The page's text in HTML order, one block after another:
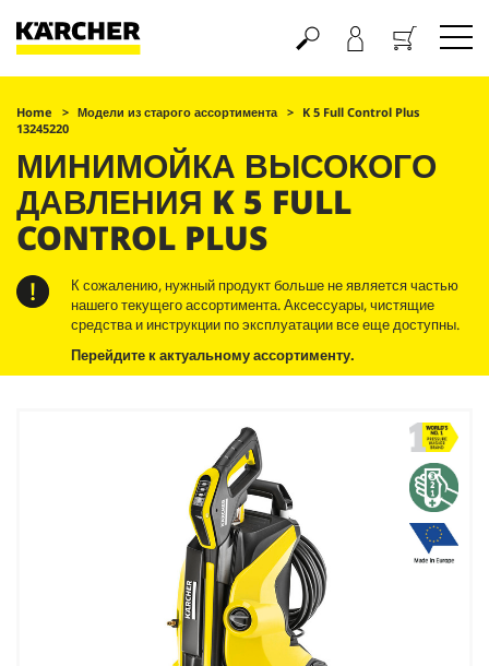
Корзина
Home Модели из старого ассортимента
K 5 Full Control Plus
13245220
МИНИМОЙКА ВЫСОКОГО
ДАВЛЕНИЯ K 5 FULL
CONTROL PLUS
К сожалению, нужный продукт больше не является частью
нашего текущего ассортимента. Аксессуары, чистящие
средства и инструкции по эксплуатации все еще доступны.
Перейдите к актуальному ассортименту.